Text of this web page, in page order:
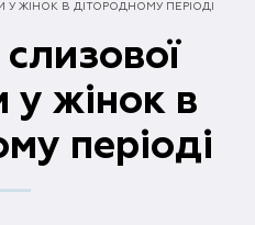
ЖІНОК В ДІТОРОДНОМУ ПЕРІОДІ
у жінок в
періоді